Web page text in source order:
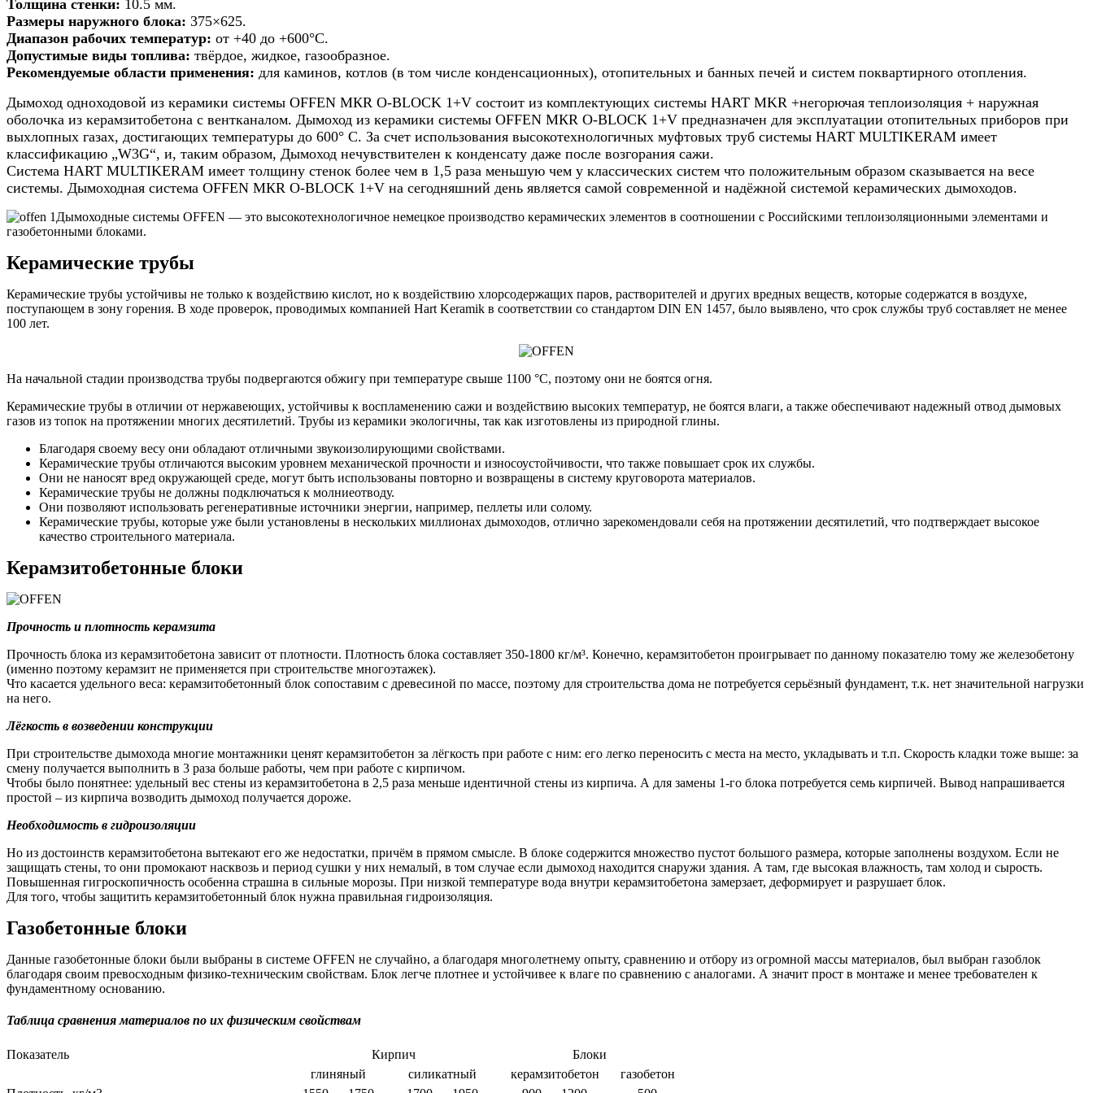
180мм
h
5м
Толщина стенки: 10.5 мм.
Размеры наружного блока: 375×625.
Диапазон рабочих температур: от +40 до +600°С.
Допустимые виды топлива: твёрдое, жидкое, газообразное.
Рекомендуемые области применения: для каминов, котлов (в том числе конденсационных), отопительных и банных печей и систем поквартирного отопления.
Дымоход одноходовой из керамики системы OFFEN МКR O-BLOCK 1+V состоит из комплектующих системы HART MKR +негорючая теплоизоляция + наружная
оболочка из керамзитобетона с вентканалом. Дымоход из керамики системы OFFEN МКR O-BLOCK 1+V предназначен для эксплуатации отопительных приборов при
выхлопных газах, достигающих температуры до 600° C. За счет использования высокотехнологичных муфтовых труб системы HART MULTIKERAM имеет
классификацию „W3G“, и, таким образом, Дымоход нечувствителен к конденсату даже после возгорания сажи.
Система HART MULTIKERAM имеет толщину стенок более чем в 1,5 раза меньшую чем у классических систем что положительным образом сказывается на весе
системы. Дымоходная система OFFEN МКR O-BLOCK 1+V на сегодняшний день является самой современной и надёжной системой керамических дымоходов.
Дымоходные системы OFFEN — это высокотехнологичное немецкое производство керамических элементов в соотношении с Российскими теплоизоляционными элементами и
газобетонными блоками.
Керамические трубы
Керамические трубы устойчивы не только к воздействию кислот, но к воздействию хлорсодержащих паров, растворителей и других вредных веществ, которые содержатся в воздухе,
поступающем в зону горения. В ходе проверок, проводимых компанией Hart Keramik в соответствии со стандартом DIN EN 1457, было выявлено, что срок службы труб составляет не менее
100 лет.
На начальной стадии производства трубы подвергаются обжигу при температуре свыше 1100 °C, поэтому они не боятся огня.
Керамические трубы в отличии от нержавеющих, устойчивы к воспламенению сажи и воздействию высоких температур, не боятся влаги, а также обеспечивают надежный отвод дымовых
газов из топок на протяжении многих десятилетий. Трубы из керамики экологичны, так как изготовлены из природной глины.
Благодаря своему весу они обладают отличными звукоизолирующими свойствами.
Керамические трубы отличаются высоким уровнем механической прочности и износоустойчивости, что также повышает срок их службы.
Они не наносят вред окружающей среде, могут быть использованы повторно и возвращены в систему круговорота материалов.
Керамические трубы не должны подключаться к молниеотводу.
Они позволяют использовать регенеративные источники энергии, например, пеллеты или солому.
Керамические трубы, которые уже были установлены в нескольких миллионах дымоходов, отлично зарекомендовали себя на протяжении десятилетий, что подтверждает высокое
качество строительного материала.
Керамзитобетонные блоки
Прочность и плотность керамзита
Прочность блока из керамзитобетона зависит от плотности. Плотность блока составляет 350-1800 кг/м³. Конечно, керамзитобетон проигрывает по данному показателю тому же железобетону
(именно поэтому керамзит не применяется при строительстве многоэтажек).
Что касается удельного веса: керамзитобетонный блок сопоставим с древесиной по массе, поэтому для строительства дома не потребуется серьёзный фундамент, т.к. нет значительной нагрузки
на него.
Лёгкость в возведении конструкции
При строительстве дымохода многие монтажники ценят керамзитобетон за лёгкость при работе с ним: его легко переносить с места на место, укладывать и т.п. Скорость кладки тоже выше: за
смену получается выполнить в 3 раза больше работы, чем при работе с кирпичом.
Чтобы было понятнее: удельный вес стены из керамзитобетона в 2,5 раза меньше идентичной стены из кирпича. А для замены 1-го блока потребуется семь кирпичей. Вывод напрашивается
простой – из кирпича возводить дымоход получается дороже.
Необходимость в гидроизоляции
Но из достоинств керамзитобетона вытекают его же недостатки, причём в прямом смысле. В блоке содержится множество пустот большого размера, которые заполнены воздухом. Если не
защищать стены, то они промокают насквозь и период сушки у них немалый, в том случае если дымоход находится снаружи здания. А там, где высокая влажность, там холод и сырость.
Повышенная гигроскопичность особенна страшна в сильные морозы. При низкой температуре вода внутри керамзитобетона замерзает, деформирует и разрушает блок.
Для того, чтобы защитить керамзитобетонный блок нужна правильная гидроизоляция.
Газобетонные блоки
Данные газобетонные блоки были выбраны в системе OFFEN не случайно, а благодаря многолетнему опыту, сравнению и отбору из огромной массы материалов, был выбран газоблок
благодаря своим превосходным физико-техническим свойствам. Блок легче плотнее и устойчивее к влаге по сравнению с аналогами. А значит прост в монтаже и менее требователен к
фундаментному основанию.
Таблица сравнения материалов по их физическим свойствам
Показатель Кирпич
Блоки
глиняный
силикатный керамзитобетон
газобетон